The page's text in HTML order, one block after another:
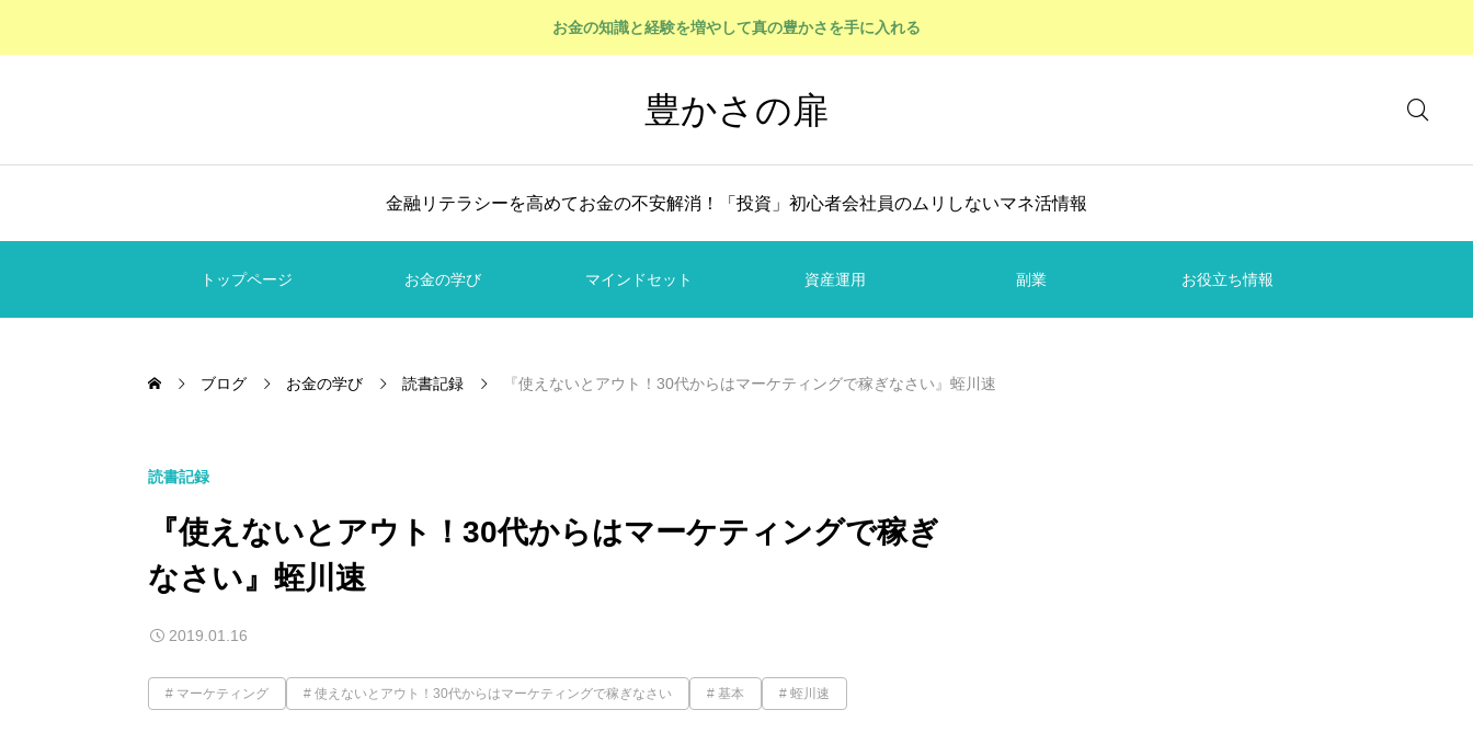
お金の知識と経験を増やして真の豊かさを手に入れる
豊かさの扉
金融リテラシーを高めてお金の不安解消！「投資」初心者会社員のムリしないマネ活情報
トップページ お金の学び マインドセット 資産運用 副業 お役立ち情報
ブログ お金の学び 読書記録 『使えないとアウト！30代からはマーケティングで稼ぎなさい』蛭川速
読書記録
『使えないとアウト！30代からはマーケティングで稼ぎ
なさい』蛭川速
2019.01.16
マーケティング 使えないとアウト！30代からはマーケティングで稼ぎなさい 基本 蛭川速